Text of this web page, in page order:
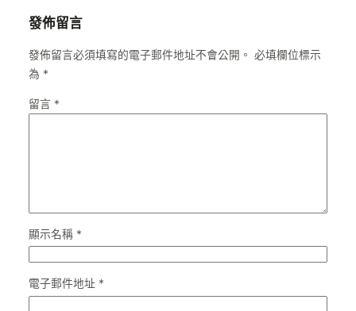
發佈留言
發佈留言必須填寫的電子郵件地址不會公開。 必填欄位標示
為 *
留言 *
顯示名稱 *
電子郵件地址 *